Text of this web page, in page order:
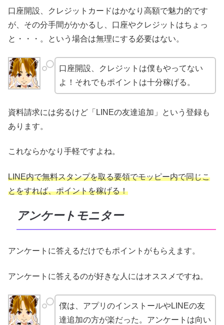
口座開設、クレジットカードはかなり高額で魅力的です
が、その分手間がかかるし、口座やクレジットはちょっ
と・・・。という場合は無理にする必要はない。
口座開設、クレジットは僕もやってない
よ！それでもポイントは十分稼げる。
資料請求には劣るけど「LINEの友達追加」という登録も
あります。
これならかなり手軽ですよね。
LINE内で無料スタンプを取る要領でモッピー内で同じこ
とをすれば、ポイントを稼げる！
アンケートモニター
アンケートに答えるだけでもポイントがもらえます。
アンケートに答えるのが好きな人にはオススメですね。
僕は、アプリのインストールやLINEの友
達追加の方が楽だった。アンケートは向い